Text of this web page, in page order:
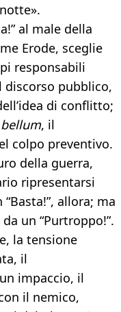
al male della
Erode, sceglie
responsabili
pubblico,
di conflitto;
, il
colpo preventivo.
della guerra,
ripresentarsi
allora; ma
un “Purtroppo!”.
la tensione
il
impaccio, il
il nemico,